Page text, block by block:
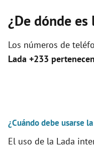
¿De dónde
Los números de
Lada +233
¿Cuándo debe usarse
El uso de la Lada